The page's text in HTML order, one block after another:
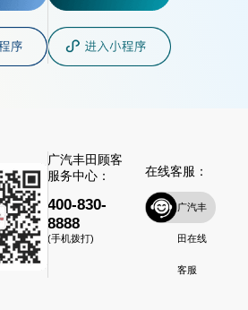
广汽丰田顾客
服务中心：
400-830-
8888
(手机拨打)
在线客服：
广汽丰
田在线
客服